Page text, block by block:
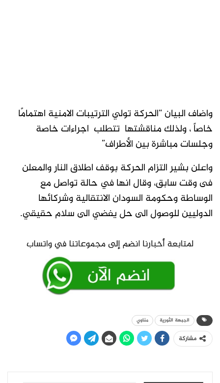
واضاف البيان “الحركة تولي الترتيبات الامنية اهتمامًا
خاصاً ، ولذلك مناقشتها تتطلب اجراءات خاصة
وجلسات مباشرة بين الأطراف”
واعلن بشير التزام الحركة بوقف اطلاق النار والمعلن
فى وقت سابق، وقال انها في حالة تواصل مع
الوساطة وحكومة السودان الانتقالية وشركائها
الدوليين للوصول الى حل يفضي الى سلام حقيقي.
الجبهة الثورية مناوي
مشاركة